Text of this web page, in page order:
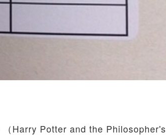
（Harry Potter and the Philosopher's